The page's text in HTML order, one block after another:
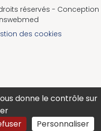
réservés - Conception
des cookies
donne le contrôle sur
Personnaliser